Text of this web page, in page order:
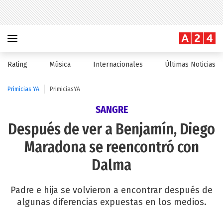
Rating Música Internacionales Últimas Noticias
Primicias YA PrimiciasYA
SANGRE
Después de ver a Benjamín, Diego
Maradona se reencontró con
Dalma
Padre e hija se volvieron a encontrar después de
algunas diferencias expuestas en los medios.